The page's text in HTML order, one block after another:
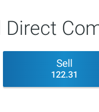
Sell
122.31